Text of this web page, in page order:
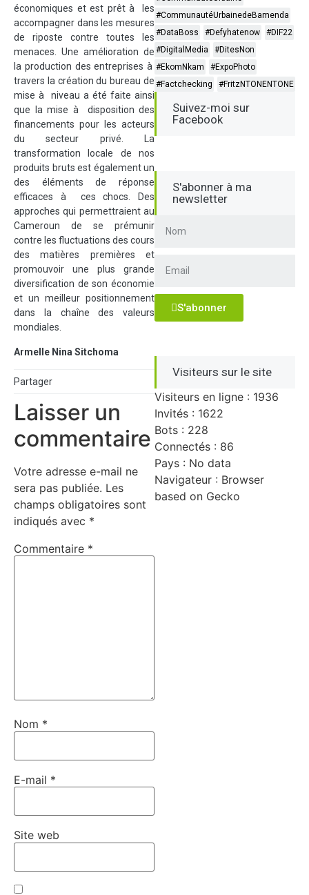
économiques et est prêt à les
accompagner dans les mesures
de riposte contre toutes les
menaces. Une amélioration de
la production des entreprises à
travers la création du bureau de
mise à niveau a été faite ainsi
que la mise à disposition des
financements pour les acteurs
du secteur privé. La
transformation locale de nos
produits bruts est également un
des éléments de réponse
efficaces à ces chocs. Des
approches qui permettraient au
Cameroun de se prémunir
contre les fluctuations des cours
des matières premières et
promouvoir une plus grande
diversification de son économie
et un meilleur positionnement
dans la chaîne des valeurs
mondiales.
Armelle Nina Sitchoma
Partager
Laisser un
commentaire
Votre adresse e-mail ne
sera pas publiée. Les
champs obligatoires sont
indiqués avec *
Commentaire *
Nom *
E-mail *
Site web
#CommunautéUrbainedeBamenda
#DataBoss
#Defyhatenow
#DIF22
#DigitalMedia
#DitesNon
#EkomNkam
#ExpoPhoto
#Factchecking
#FritzNTONENTONE
Suivez-moi sur
Facebook
S'abonner à ma
newsletter
S'abonner
Visiteurs sur le site
Visiteurs en ligne : 1936
Invités : 1622
Bots : 228
Connectés : 86
Pays : No data
Navigateur : Browser
based on Gecko